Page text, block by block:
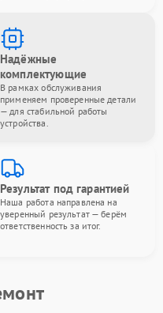
Надёжные
комплектующие
В рамках обслуживания
применяем проверенные детали
— для стабильной работы
устройства.
Результат под гарантией
Наша работа направлена на
уверенный результат — берём
ответственность за итог.